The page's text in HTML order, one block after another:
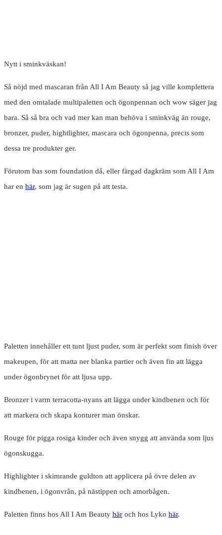
Nytt i sminkväskan!
Så nöjd med mascaran från All I Am Beauty så jag ville komplettera
med den omtalade multipaletten och ögonpennan och wow säger jag
bara. Så så bra och vad mer kan man behöva i sminkväg än rouge,
bronzer, puder, hightlighter, mascara och ögonpenna, precis som
dessa tre produkter ger.
Förutom bas som foundation då, eller färgad dagkräm som All I Am
har en här, som jag är sugen på att testa.
Paletten innehåller ett tunt ljust puder, som är perfekt som finish över
makeupen, för att matta ner blanka partier och även fin att lägga
under ögonbrynet för att ljusa upp.
Bronzer i varm terracotta-nyans att lägga under kindbenen och för
att markera och skapa konturer man önskar.
Rouge för pigga rosiga kinder och även snygg att använda som ljus
ögonskugga.
Highlighter i skimrande guldton att applicera på övre delen av
kindbenen, i ögonvrån, på nästippen och amorbågen.
Paletten finns hos All I Am Beauty här och hos Lyko här.